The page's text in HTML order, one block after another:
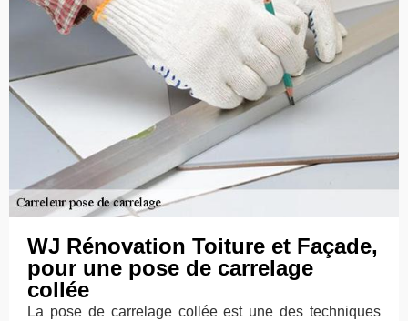
WJ Rénovation Toiture et Façade,
pour une pose de carrelage
collée
La pose de carrelage collée est une des techniques